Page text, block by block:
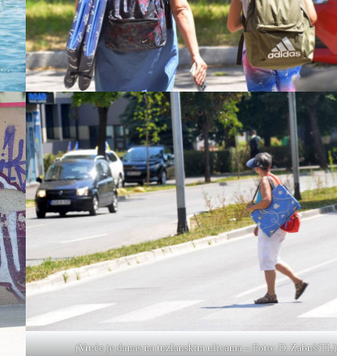
(Vruće je danas na tuzlanskim ulicama – Foto: D. Zabuš/TL)